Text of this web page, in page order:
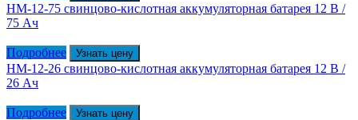
HM-12-75 cвинцово-кислотная аккумуляторная батарея 12 В /
75 Ач
Подробнее Узнать цену
HM-12-26 cвинцово-кислотная аккумуляторная батарея 12 В /
26 Ач
Подробнее Узнать цену